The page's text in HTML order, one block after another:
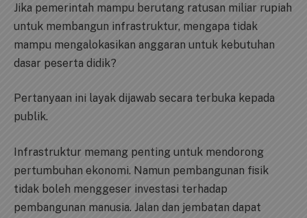
Jika pemerintah mampu berutang ratusan miliar rupiah
untuk membangun infrastruktur, mengapa tidak
mampu mengalokasikan anggaran untuk kebutuhan
dasar peserta didik?
Pertanyaan ini layak dijawab secara terbuka kepada
publik.
Infrastruktur memang penting untuk mendorong
pertumbuhan ekonomi. Namun pembangunan fisik
tidak boleh menggeser investasi terhadap
pembangunan manusia. Jalan dan jembatan dapat